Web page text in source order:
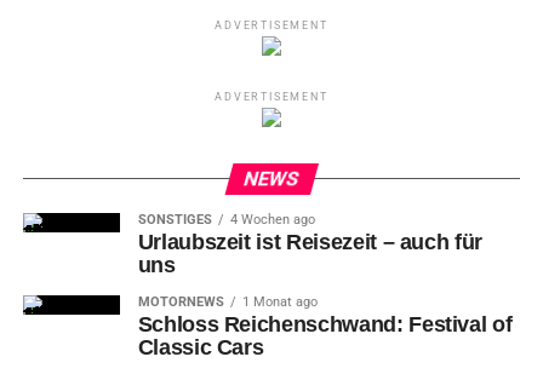
ADVERTISEMENT
ADVERTISEMENT
NEWS
SONSTIGES 4 Wochen ago
Urlaubszeit ist Reisezeit – auch für
uns
MOTORNEWS 1 Monat ago
Schloss Reichenschwand: Festival of
Classic Cars